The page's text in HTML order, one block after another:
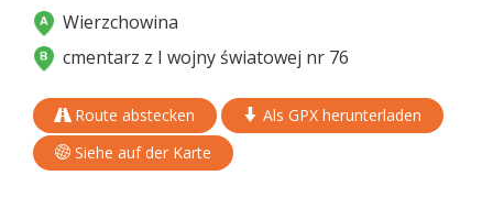
Wierzchowina
cmentarz z I wojny światowej nr 76
Route abstecken
Als GPX herunterladen
Siehe auf der Karte